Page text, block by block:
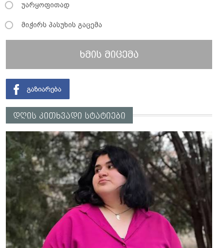
უარყოფითად
მიჭირს პასუხის გაცემა
ხმის მიცემა
დღის კითხვადი სტატიები